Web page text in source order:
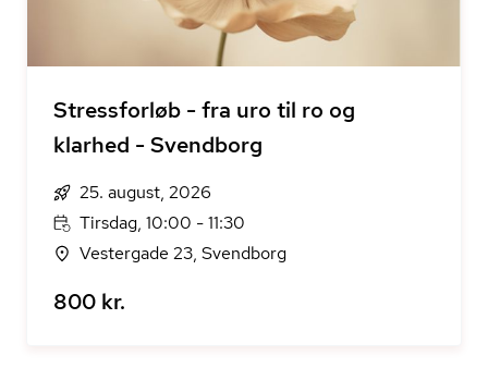
Stressforløb - fra uro til ro og
klarhed - Svendborg
25. august, 2026
Tirsdag, 10:00 - 11:30
Vestergade 23, Svendborg
800 kr.